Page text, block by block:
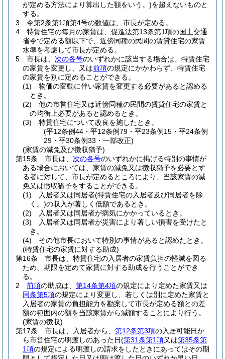
が定める方法により算出した額をいう。)を超えないものと
する。
3
令第2条第1項第4号の数値は、市長が定める。
4
特賃住宅の毎月の家賃は、促進法第13条第1項の国土交通
省令で定める額以下で、近傍同種の民間の賃貸住宅の家賃
水準を考慮して市長が定める。
5
市長は、 次の各号のいずれかに該当する場合は、特賃住宅
の家賃を変更し、又は前項の規定にかかわらず、特賃住宅
の家賃を別に定めることができる。
(1)
物価の変動に伴い家賃を変更する必要があると認める
とき。
(2)
他の市営住宅又は近傍同種の民間の賃貸住宅の家賃と
の均衡上必要があると認めるとき。
(3)
特賃住宅について改良を施したとき。
(平12条例44・平12条例79・平23条例15・平24条例
29・平30条例33・一部改正)
(家賃の減免及び徴収猶予)
第15条
市長は、 次の各号のいずれかに掲げる特別の事情が
ある場合においては、家賃の減免又は徴収猶予を必要とす
る者に対して、市長が定めるところにより、当該家賃の減
免又は徴収猶予をすることができる。
(1)
入居者又は同居者(特賃住宅の入居者及び同居者を除
く。)の収入が著しく低額であるとき。
(2)
入居者又は同居者が病気にかかっているとき。
(3)
入居者又は同居者が災害により著しい損害を受けたと
き。
(4)
その他市長において特別の事情があると認めたとき。
(特賃住宅の家賃に対する助成)
第16条
市長は、特賃住宅の入居者の家賃負担の軽減を図る
ため、期限を定めて家賃に対する助成を行うことができ
る。
2
前項の助成は、 第14条第4項の規定により定めた家賃又は
同条第5項の規定により変更し、若しくは別に定めた家賃と
入居者の家賃の負担能力を勘案して市長が定める額との差
額の範囲内の額を当該家賃から減額することにより行う。
(家賃の徴収)
第17条
市長は、入居者から、 第12条第3項の入居可能日か
ら市営住宅の明渡しのあった日(第31条第1項又は第35条第
1項の規定による明渡しの請求をしたときにあってはその期